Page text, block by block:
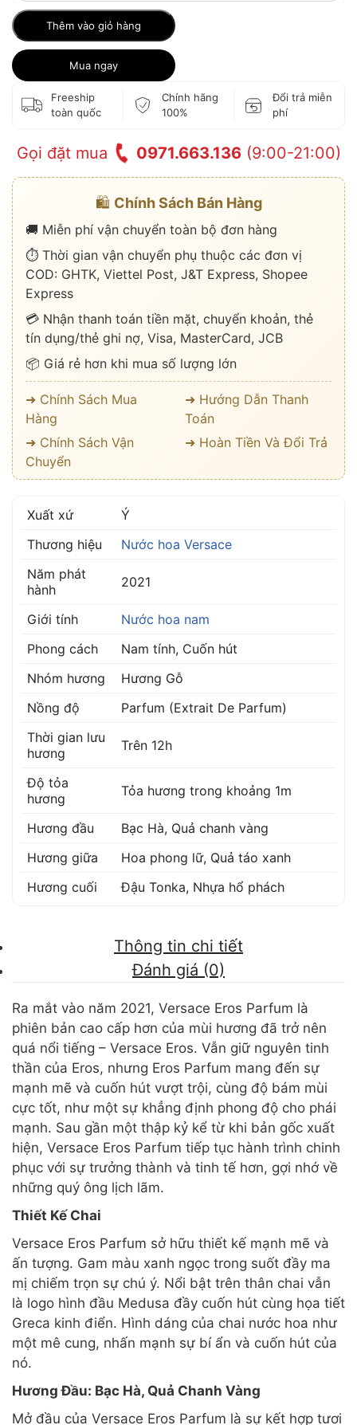
Thêm vào giỏ hàng
Mua ngay
Freeship
toàn quốc
Chính hãng
100%
Đổi trả miễn
phí
Gọi đặt mua 0971.663.136(9:00-21:00)
🛍️ Chính Sách Bán Hàng
🚚 Miễn phí vận chuyển toàn bộ đơn hàng
⏱️ Thời gian vận chuyển phụ thuộc các đơn vị
COD: GHTK, Viettel Post, J&T Express, Shopee
Express
💳 Nhận thanh toán tiền mặt, chuyển khoản, thẻ
tín dụng/thẻ ghi nợ, Visa, MasterCard, JCB
📦 Giá rẻ hơn khi mua số lượng lớn
➜ Chính Sách Mua
Hàng
➜ Hướng Dẫn Thanh
Toán
➜ Chính Sách Vận
Chuyển
➜ Hoàn Tiền Và Đổi Trả
Xuất xứ
Ý
Thương hiệu
Nước hoa Versace
Năm phát
hành
2021
Giới tính
Nước hoa nam
Phong cách
Nam tính, Cuốn hút
Nhóm hương
Hương Gỗ
Nồng độ
Parfum (Extrait De Parfum)
Thời gian lưu
hương
Trên 12h
Độ tỏa
hương
Tỏa hương trong khoảng 1m
Hương đầu Bạc Hà, Quả chanh vàng
Hương giữa
Hoa phong lữ, Quả táo xanh
Hương cuối
Đậu Tonka, Nhựa hổ phách
Thông tin chi tiết
Đánh giá (0)
Ra mắt vào năm 2021, Versace Eros Parfum là
phiên bản cao cấp hơn của mùi hương đã trở nên
quá nổi tiếng – Versace Eros. Vẫn giữ nguyên tinh
thần của Eros, nhưng Eros Parfum mang đến sự
mạnh mẽ và cuốn hút vượt trội, cùng độ bám mùi
cực tốt, như một sự khẳng định phong độ cho phái
mạnh. Sau gần một thập kỷ kể từ khi bản gốc xuất
hiện, Versace Eros Parfum tiếp tục hành trình chinh
phục với sự trưởng thành và tinh tế hơn, gợi nhớ về
những quý ông lịch lãm.
Thiết Kế Chai
Versace Eros Parfum sở hữu thiết kế mạnh mẽ và
ấn tượng. Gam màu xanh ngọc trong suốt đầy ma
mị chiếm trọn sự chú ý. Nổi bật trên thân chai vẫn
là logo hình đầu Medusa đầy cuốn hút cùng họa tiết
Greca kinh điển. Hình dáng của chai nước hoa như
một mê cung, nhấn mạnh sự bí ẩn và cuốn hút của
nó.
Hương Đầu: Bạc Hà, Quả Chanh Vàng
Mở đầu của Versace Eros Parfum là sự kết hợp tươi